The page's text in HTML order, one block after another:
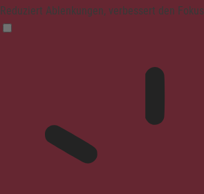
Reduziert Ablenkungen, verbessert den Fokus